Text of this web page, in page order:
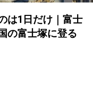
は1日だけ｜富士
の富士塚に登る